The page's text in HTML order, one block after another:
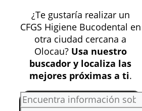
¿Te gustaría realizar un
CFGS Higiene Bucodental en
otra ciudad cercana a
Olocau? Usa nuestro
buscador y localiza las
mejores próximas a ti.